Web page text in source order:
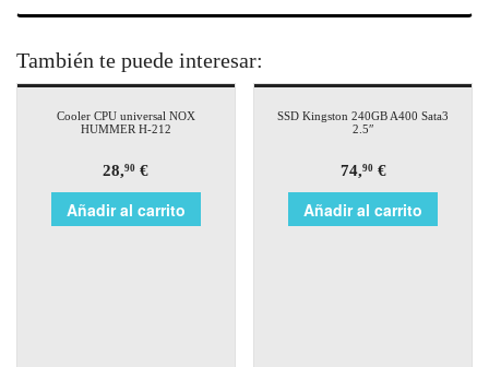
También te puede interesar:
Cooler CPU universal NOX
HUMMER H-212
28,90 €
Añadir al carrito
SSD Kingston 240GB A400 Sata3
2.5″
74,90€
Añadir al carrito